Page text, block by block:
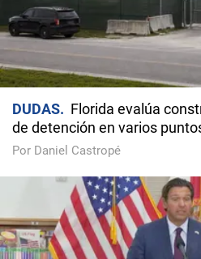
DUDAS
Florida evalúa
de detención en varios
Por Daniel Castropé